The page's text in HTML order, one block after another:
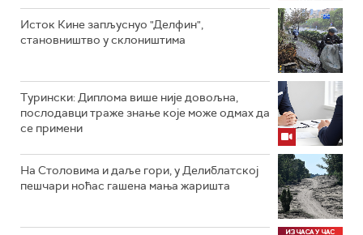
Исток Кине запљуснуо "Делфин",
становништво у склоништима
Турински: Диплома више није довољна,
послодавци траже знање које може одмах да
се примени
На Столовима и даље гори, у Делиблатској
пешчари ноћас гашена мања жаришта